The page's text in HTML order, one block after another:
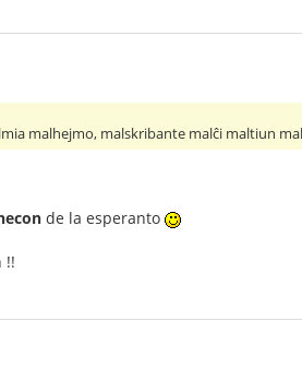
malhejmo, malskribante malĉi maltiun
de la esperanto
!!